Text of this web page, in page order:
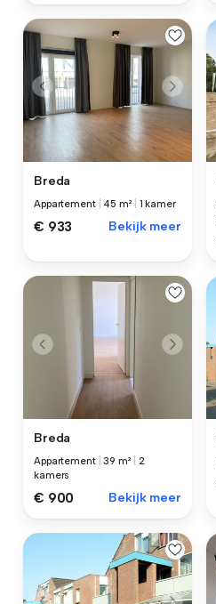
Breda
Appartement 45 m² 1 kamer
€ 933 Bekijk meer
Breda
Appartement |39 m²
2
kamers
€ 900 Bekijk meer